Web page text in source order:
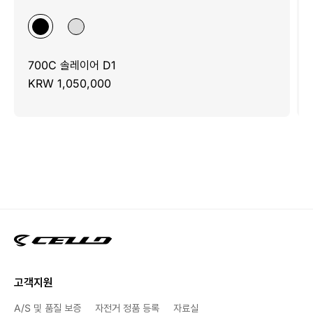
700C 솔레이어 D1
KRW 1,050,000
고객지원
A/S 및 품질 보증 자전거 정품 등록 자료실